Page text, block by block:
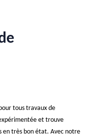
tous travaux de
et trouve
en très bon état. Avec notre